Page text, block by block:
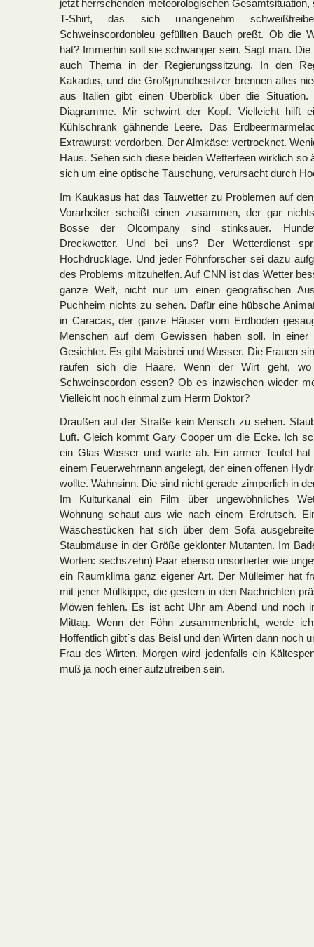
jetzt herrschenden meteorologischen
T-Shirt, das sich unangenehm
Schweinscordonbleu gefüllten Bauch preßt. Ob die
hat? Immerhin soll sie schwanger sein. Sagt man.
auch Thema in der Regierungssitzung. In den
Kakadus, und die Großgrundbesitzer brennen alles
aus Italien gibt einen Überblick über die Situation.
Diagramme. Mir schwirrt der Kopf. Vielleicht hilft
Kühlschrank gähnende Leere. Das
Extrawurst: verdorben. Der Almkäse: vertrocknet.
Haus. Sehen sich diese beiden Wetterfeen wirklich so
sich um eine optische Täuschung, verursacht durch
Im Kaukasus hat das Tauwetter zu Problemen auf
Vorarbeiter scheißt einen zusammen, der gar
Bosse der Ölcompany sind stinksauer.
Dreckwetter. Und bei uns? Der Wetterdienst
Hochdrucklage. Und jeder Föhnforscher sei dazu
des Problems mitzuhelfen. Auf CNN ist das Wetter
ganze Welt, nicht nur um einen geografischen
Puchheim nichts zu sehen. Dafür eine hübsche
in Caracas, der ganze Häuser vom Erdboden
Menschen auf dem Gewissen haben soll. In einer
Gesichter. Es gibt Maisbrei und Wasser. Die Frauen
raufen sich die Haare. Wenn der Wirt geht,
Schweinscordon essen? Ob es inzwischen wieder
Vielleicht noch einmal zum Herrn Doktor?
Draußen auf der Straße kein Mensch zu sehen.
Luft. Gleich kommt Gary Cooper um die Ecke. Ich
ein Glas Wasser und warte ab. Ein armer Teufel
einem Feuerwehrnann angelegt, der einen offenen
wollte. Wahnsinn. Die sind nicht gerade zimperlich in
Im Kulturkanal ein Film über ungewöhnliches
Wohnung schaut aus wie nach einem Erdrutsch.
Wäschestücken hat sich über dem Sofa
Staubmäuse in der Größe geklonter Mutanten. Im
Worten: sechszehn) Paar ebenso unsortierter wie
ein Raumklima ganz eigener Art. Der Mülleimer hat
mit jener Müllkippe, die gestern in den Nachrichten
Möwen fehlen. Es ist acht Uhr am Abend und noch
Mittag. Wenn der Föhn zusammenbricht, werde
Hoffentlich gibt´s das Beisl und den Wirten dann noch
Frau des Wirten. Morgen wird jedenfalls ein
muß ja noch einer aufzutreiben sein.